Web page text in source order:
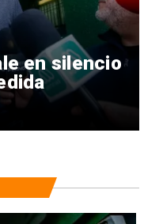
en silencio